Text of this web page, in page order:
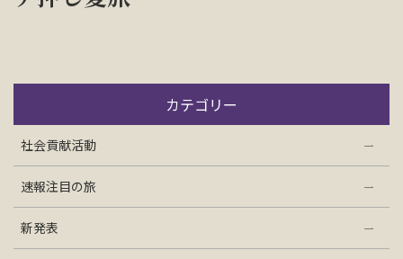
イベント
会社情報
カテゴリー
社会貢献活動
速報注目の旅
新発表